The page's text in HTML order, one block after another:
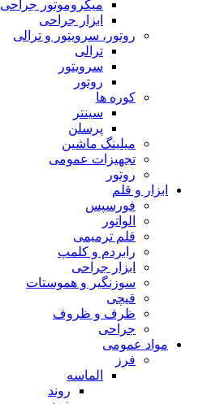
میکروموتور جراحی
ابزار جراحی
روتور، سرویتور و ترالی
ترالی
سرویتور
روتور
کوره ها
سینتر
پرسلن
میلینگ ماشین
تجهیزات عمومی
روتور
ابزار و قلم
فورسپس
الواتور
قلم ترمیمی
رابردم و کلمپ
ابزار جراحی
سوزنگیر و هموستات
قیچی
ظرف و ظروف
جراحی
مواد عمومی
فرز
الماسه
روند